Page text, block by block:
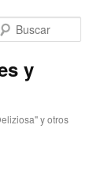
y
y otros